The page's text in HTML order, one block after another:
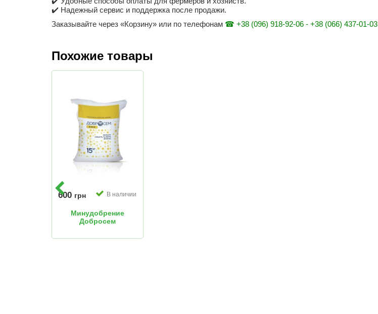
✔️ Надежный сервис и поддержка после продажи.
Заказывайте через «Корзину» или по телефонам ☎ +38 (096) 918-92-06 - +38 (066) 437-01-03
Похожие товары
600 грн В наличии
Минудобрение
Добросем